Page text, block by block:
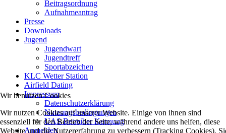
Beitragsordnung
Aufnahmeantrag
Presse
Downloads
Jugend
Jugendwart
Jugendtreff
Sportabzeichen
KLC Wetter Station
Airfield Dating
Impressum
Datenschutzerklärung
Nutzungsbedingungen
UAS Betreiber Kennung
Anmelden
Wir benutzen Cookies
Wir nutzen Cookies auf unserer Website. Einige von ihnen sind
essenziell für den Betrieb der Seite, während andere uns helfen, diese
Website und die Nutzererfahrung zu verbessern (Tracking Cookies).